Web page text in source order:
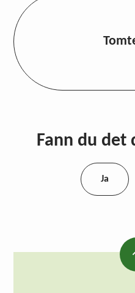
Fann du det
Ja